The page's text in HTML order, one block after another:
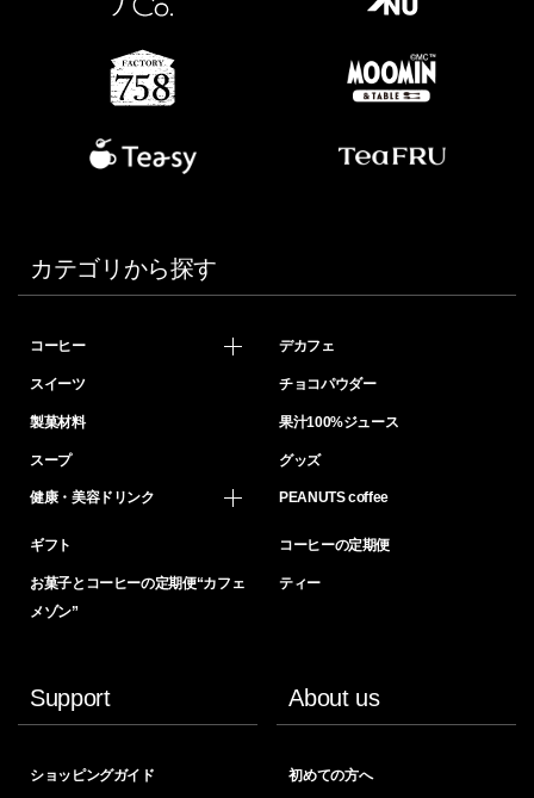
カテゴリから探す
コーヒー デカフェ
スイーツ チョコパウダー
製菓材料 果汁100%ジュース
スープ グッズ
健康・美容ドリンク PEANUTS coffee
ギフト コーヒーの定期便
お菓子とコーヒーの定期便“カフェ
メゾン”
ティー
Support
ショッピングガイド
About us
初めての方へ